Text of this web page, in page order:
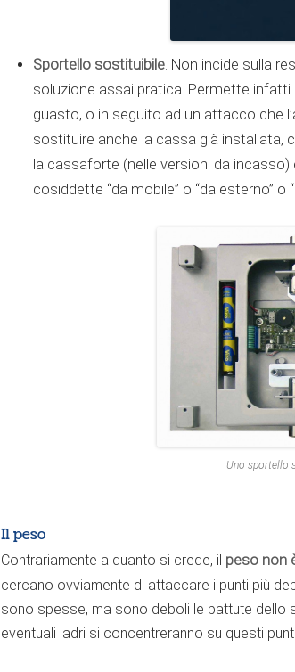
Sportello sostituibile. Non incide sulla
soluzione assai pratica. Permette
guasto, o in seguito ad un attacco che
sostituire anche la cassa già installata,
la cassaforte (nelle versioni da incasso)
cosiddette “da mobile” o “da esterno” o
Uno sportello
Il peso
Contrariamente a quanto si crede, il peso non
cercano ovviamente di attaccare i punti più
sono spesse, ma sono deboli le battute dello
eventuali ladri si concentreranno su questi